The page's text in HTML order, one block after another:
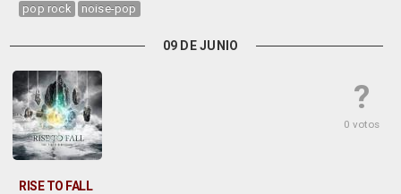
pop rock noise-pop
09 DE JUNIO
?
0 votos
RISE TO FALL